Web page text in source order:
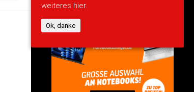
weiteres hier.
Ok, danke